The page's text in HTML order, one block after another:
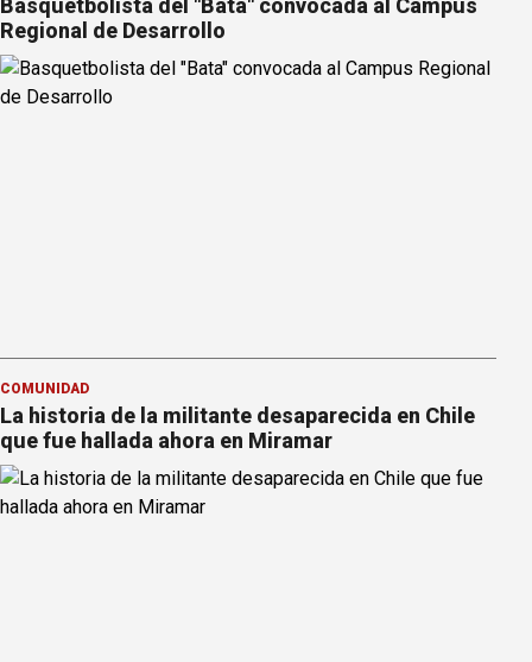
Basquetbolista del "Bata" convocada al Campus
Regional de Desarrollo
COMUNIDAD
La historia de la militante desaparecida en Chile
que fue hallada ahora en Miramar